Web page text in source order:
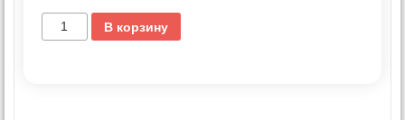
В корзину